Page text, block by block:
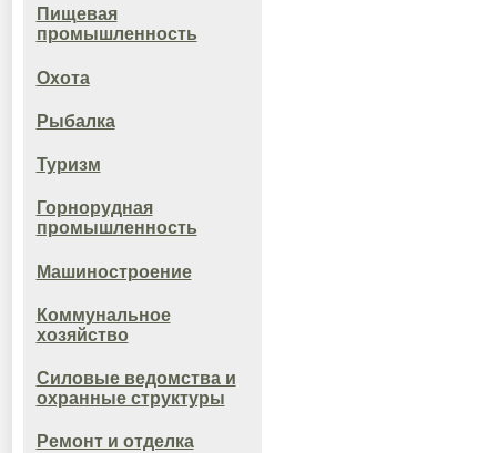
Пищевая
промышленность
Охота
Рыбалка
Туризм
Горнорудная
промышленность
Машиностроение
Коммунальное
хозяйство
Силовые ведомства и
охранные структуры
Ремонт и отделка